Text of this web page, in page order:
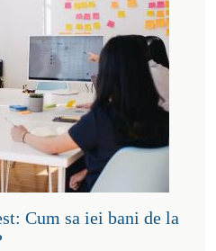
Cum sa iei bani de la